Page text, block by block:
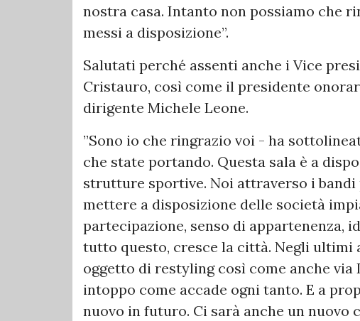
nostra casa. Intanto non possiamo che
messi a disposizione”.
Salutati perché assenti anche i Vice
Cristauro, così come il presidente
dirigente Michele Leone.
”Sono io che ringrazio voi - ha
che state portando. Questa sala è a
strutture sportive. Noi attraverso i
mettere a disposizione delle società
partecipazione, senso di appartenenza,
tutto questo, cresce la città. Negli
oggetto di restyling così come anche via
intoppo come accade ogni tanto. E a
nuovo in futuro. Ci sarà anche un nuovo